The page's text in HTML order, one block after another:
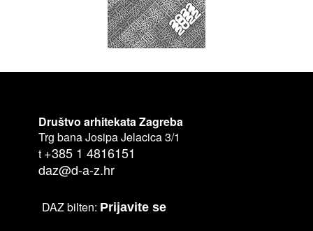
Društvo arhitekata Zagreba
Trg bana Josipa Jelacica 3/1
t +385 1 4816151
daz@d-a-z.hr
DAZ bilten: Prijavite se